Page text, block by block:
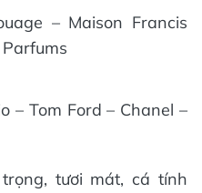
– Maison Francis
– Tom Ford – Chanel –
tươi mát, cá tính